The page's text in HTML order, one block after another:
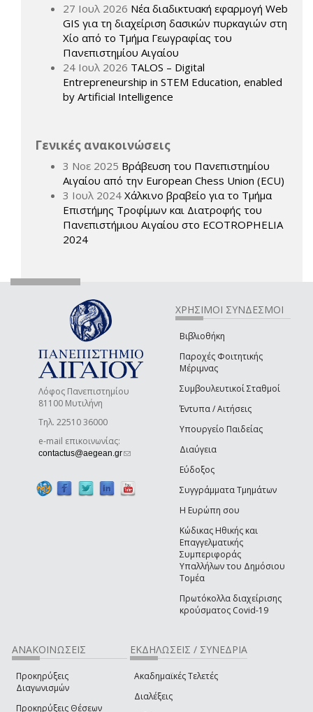
27 Ιουλ 2026 Νέα διαδικτυακή εφαρμογή Web
GIS για τη διαχείριση δασικών πυρκαγιών στη
Χίο από το Τμήμα Γεωγραφίας του
Πανεπιστημίου Αιγαίου
24 Ιουλ 2026 TALOS – Digital
Entrepreneurship in STEM Education, enabled
by Artificial Intelligence
Γενικές ανακοινώσεις
3 Νοε 2025 Βράβευση του Πανεπιστημίου
Αιγαίου από την European Chess Union (ECU)
3 Ιουλ 2024 Χάλκινο βραβείο για το Τμήμα
Επιστήμης Τροφίμων και Διατροφής του
Πανεπιστήμιου Αιγαίου στο ECOTROPHELIA
2024
Λόφος Πανεπιστημίου
81100 Μυτιλήνη
Τηλ. 22510 36000
e-mail επικοινωνίας:
contactus@aegean.gr(link sends e-mail)
ΧΡΗΣΙΜΟΙ ΣΥΝΔΕΣΜΟΙ
Βιβλιοθήκη
Παροχές Φοιτητικής
Μέριμνας
Συμβουλευτικοί Σταθμοί
Έντυπα / Αιτήσεις
Υπουργείο Παιδείας
Διαύγεια
Εύδοξος
Συγγράμματα Τμημάτων
Η Ευρώπη σου
Κώδικας Ηθικής και
Επαγγελματικής
Συμπεριφοράς
Υπαλλήλων του Δημόσιου
Τομέα
Πρωτόκολλα διαχείρισης
κρούσματος Covid-19
ΑΝΑΚΟΙΝΩΣΕΙΣ
Προκηρύξεις
Διαγωνισμών
Προκηρύξεις Θέσεων
ΕΚΔΗΛΩΣΕΙΣ / ΣΥΝΕΔΡΙΑ
Ακαδημαϊκές Τελετές
Διαλέξεις